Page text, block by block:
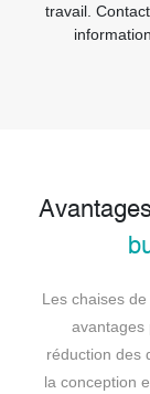
travail.
Les chaises
avantages
réduction des
la conception